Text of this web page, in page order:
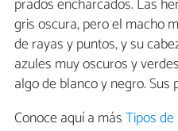
gris oscura, pero el macho
de rayas y puntos, y su
azules muy oscuros y
algo de blanco y negro. Sus
Conoce aquí a másTipos